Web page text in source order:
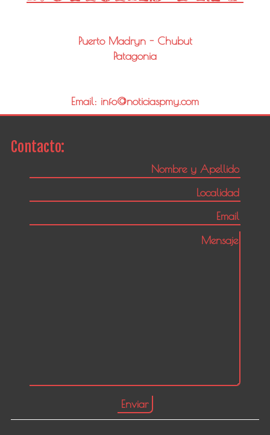
Puerto Madryn - Chubut
Patagonia
Email: info@noticiaspmy.com
Contacto: